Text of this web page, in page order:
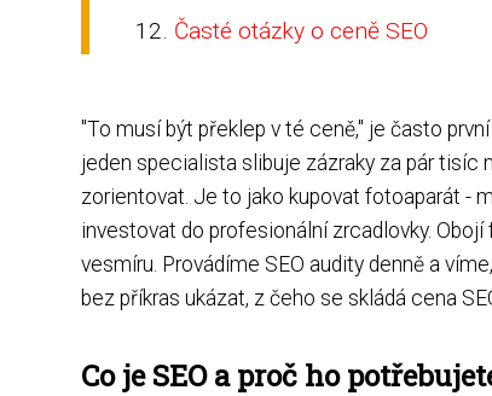
Časté otázky o ceně SEO
"To musí být překlep v té ceně," je často
jeden specialista slibuje zázraky za pár tisíc
zorientovat. Je to jako kupovat fotoaparát -
investovat do profesionální zrcadlovky.
vesmíru. Provádíme SEO audity denně a
bez příkras ukázat, z čeho se skládá cena
Co je SEO a proč ho